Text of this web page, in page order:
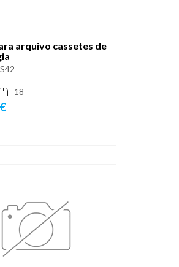
arquivo cassetes de
18